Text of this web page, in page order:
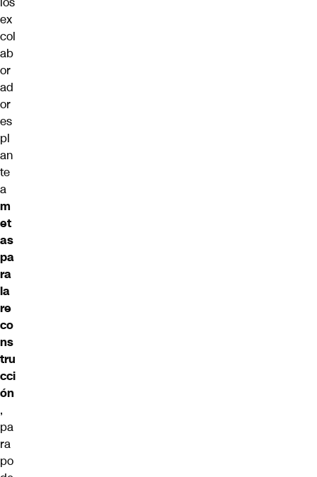
ex
col
ab
or
ad
or
es
pl
an
te
a
m
et
as
pa
ra
la
re
co
ns
tru
cci
ón
,
pa
ra
po